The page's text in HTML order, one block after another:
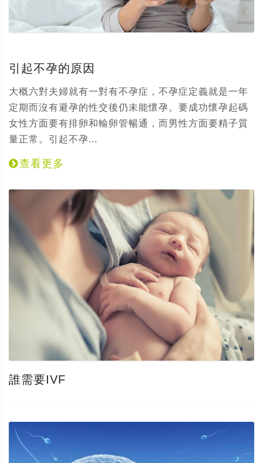
引起不孕的原因
大概六對夫婦就有一對有不孕症，不孕症定義就是一年
定期而沒有避孕的性交後仍未能懷孕。要成功懷孕起碼
女性方面要有排卵和輸卵管暢通，而男性方面要精子質
量正常。引起不孕...
查看更多
誰需要IVF